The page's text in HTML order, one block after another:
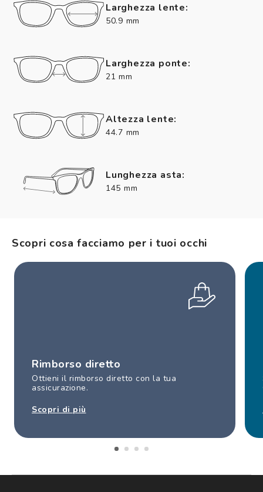
Larghezza lente:
50.9 mm
Larghezza ponte:
21 mm
Altezza lente:
44.7 mm
Lunghezza asta:
145 mm
Scopri cosa facciamo per i tuoi occhi
Rimborso diretto
Ottieni il rimborso diretto con la tua
assicurazione.
Scopri di più